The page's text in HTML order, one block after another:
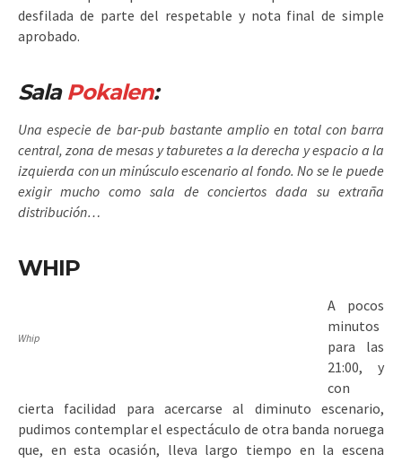
desfilada de parte del respetable y nota final de simple
aprobado.
Sala Pokalen:
Una especie de bar-pub bastante amplio en total con barra
central, zona de mesas y taburetes a la derecha y espacio a la
izquierda con un minúsculo escenario al fondo. No se le puede
exigir mucho como sala de conciertos dada su extraña
distribución…
WHIP
Whip
A pocos
minutos
para las
21:00, y
con
cierta facilidad para acercarse al diminuto escenario,
pudimos contemplar el espectáculo de otra banda noruega
que, en esta ocasión, lleva largo tiempo en la escena